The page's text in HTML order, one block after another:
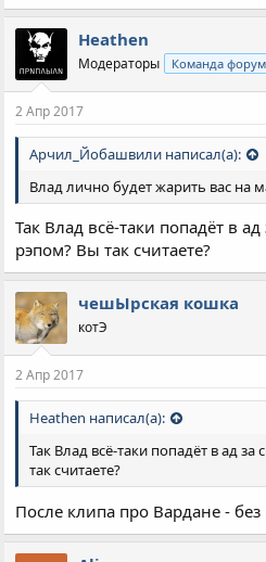
Heathen
Модераторы Команда
2 Апр 2017
Арчил_Йобашвили написал(а):
Влад лично будет жарить вас на
Так Влад всё-таки попадёт в
рэпом? Вы так считаете?
чешЫрская кошка
котЭ
2 Апр 2017
Heathen написал(а):
Так Влад всё-таки попадёт в ад
так считаете?
После клипа про Вардане -